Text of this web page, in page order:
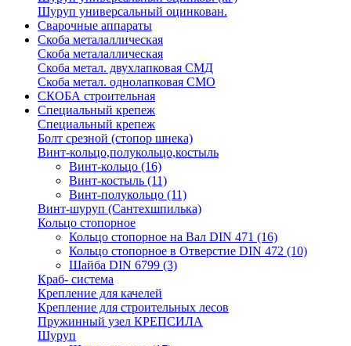
Шуруп универсальный оцинкован.
Сварочные аппараты
Скоба металаллическая
Скоба металаллическая
Скоба метал. двухлапковая СМД
Скоба метал. однолапковая СМО
СКОБА строительная
Специальный крепеж
Специальный крепеж
Болт срезной (стопор шнека)
Винт-кольцо,полукольцо,костыль
Винт-кольцо (16)
Винт-костыль (11)
Винт-полукольцо (11)
Винт-шуруп (Сантехшпилька)
Кольцо стопорное
Кольцо cтопорное на Вал DIN 471 (16)
Кольцо стопорное в Отверстие DIN 472 (10)
Шайба DIN 6799 (3)
Краб- система
Крепление для качелей
Крепление для строительных лесов
Пружинный узел КРЕПСИЛА
Шуруп